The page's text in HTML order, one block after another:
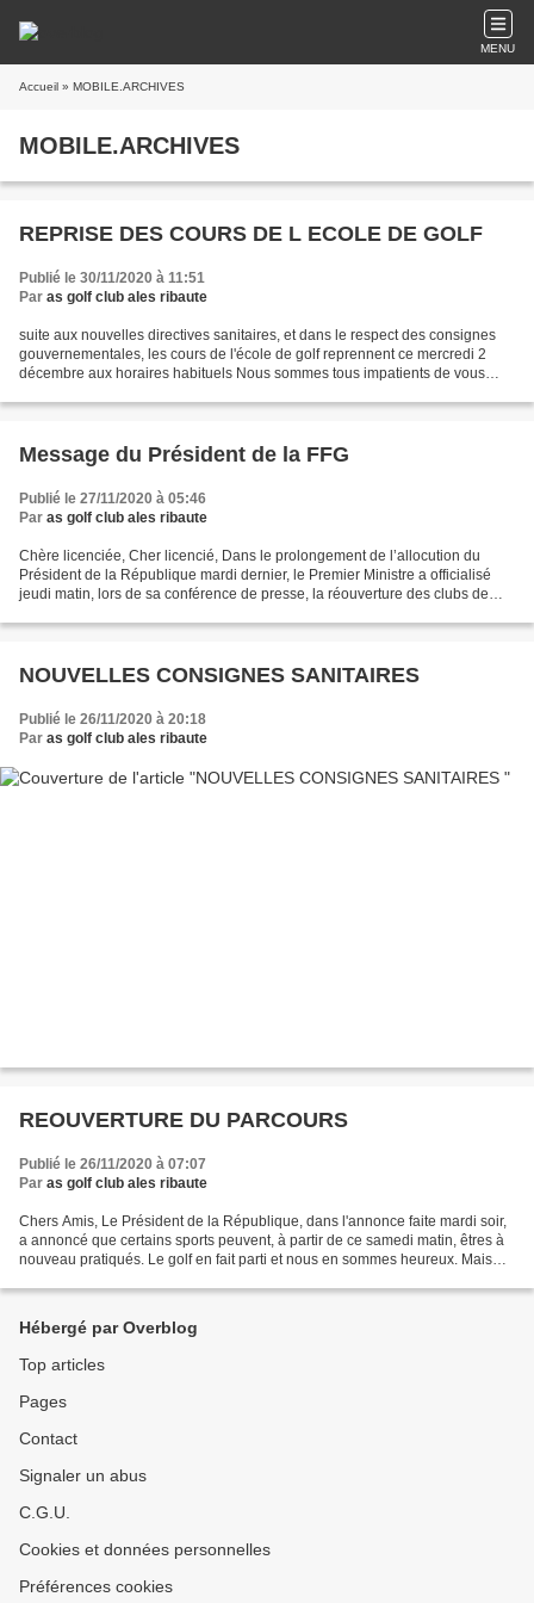
MENU
Accueil » MOBILE.ARCHIVES
MOBILE.ARCHIVES
REPRISE DES COURS DE L ECOLE DE GOLF
Publié le 30/11/2020 à 11:51
Par as golf club ales ribaute
suite aux nouvelles directives sanitaires, et dans le respect des consignes
gouvernementales, les cours de l'école de golf reprennent ce mercredi 2
décembre aux horaires habituels Nous sommes tous impatients de vous
Message du Président de la FFG
Publié le 27/11/2020 à 05:46
Par as golf club ales ribaute
Chère licenciée, Cher licencié, Dans le prolongement de l’allocution du
Président de la République mardi dernier, le Premier Ministre a officialisé
jeudi matin, lors de sa conférence de presse, la réouverture des clubs de
NOUVELLES CONSIGNES SANITAIRES
Publié le 26/11/2020 à 20:18
Par as golf club ales ribaute
REOUVERTURE DU PARCOURS
Publié le 26/11/2020 à 07:07
Par as golf club ales ribaute
Chers Amis, Le Président de la République, dans l'annonce faite mardi soir,
a annoncé que certains sports peuvent, à partir de ce samedi matin, êtres à
nouveau pratiqués. Le golf en fait parti et nous en sommes heureux. Mais
Hébergé par Overblog
Top articles
Pages
Contact
Signaler un abus
C.G.U.
Cookies et données personnelles
Préférences cookies